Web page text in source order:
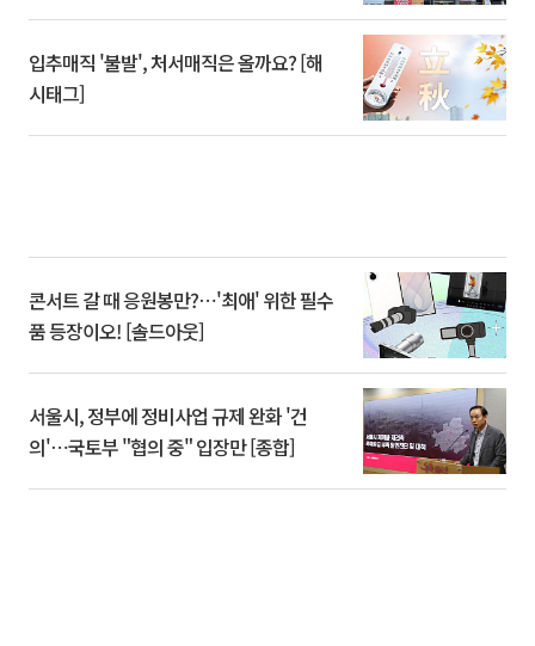
입추매직 '불발', 처서매직은 올까요? [해
시태그]
콘서트 갈 때 응원봉만?⋯'최애' 위한 필수
품 등장이오! [솔드아웃]
서울시, 정부에 정비사업 규제 완화 '건
의'⋯국토부 "협의 중" 입장만 [종합]